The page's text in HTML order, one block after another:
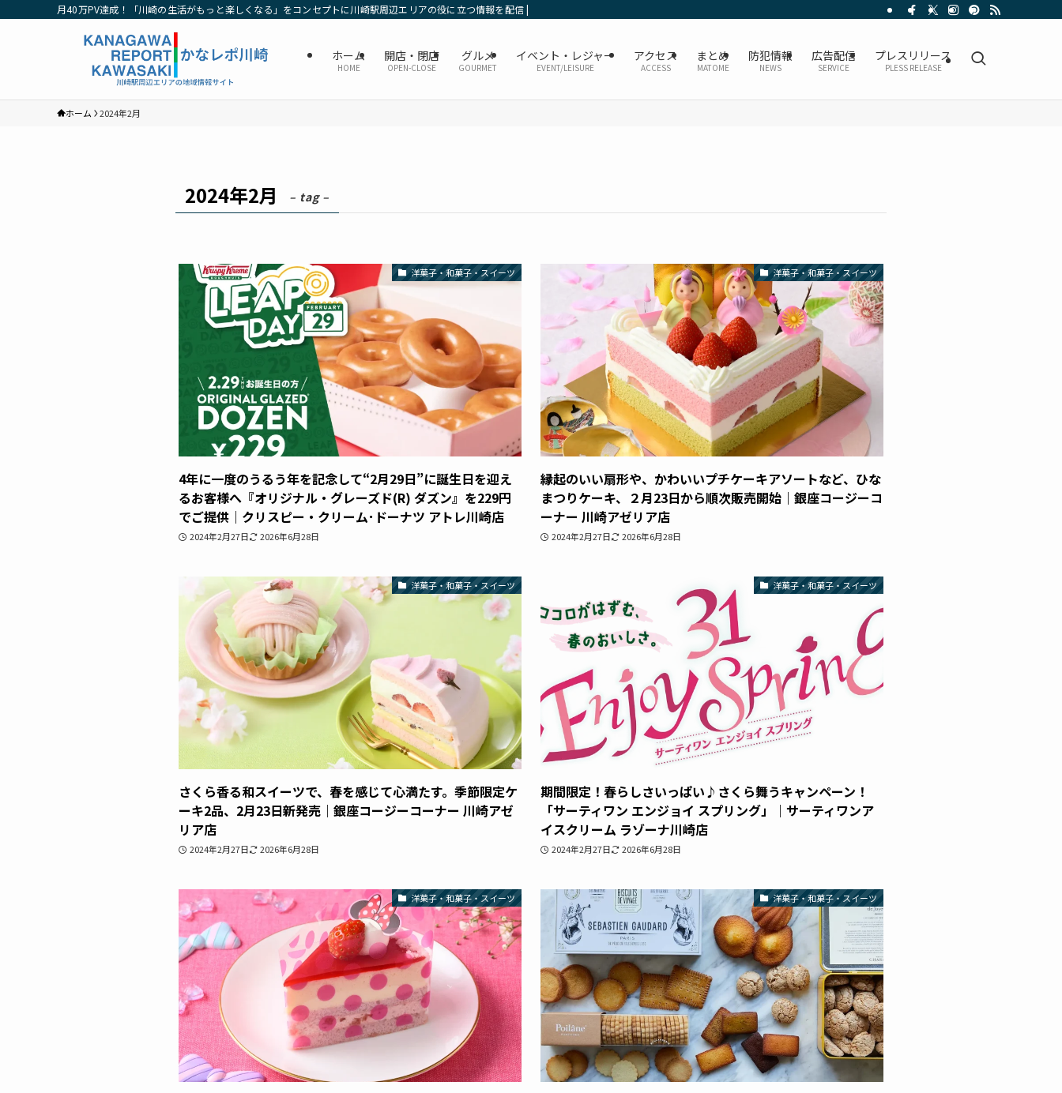
月40万PV達成！「川崎の生活がもっと楽しくなる」をコンセプトに川崎駅周辺エリアの役に立つ情報を配信 | かなレポ川崎
ホーム
HOME
開店・閉店
OPEN-CLOSE
グルメ
GOURMET
イベント・レジャー
EVENT/LEISURE
アクセス
ACCESS
まとめ
MATOME
防犯情報
NEWS
広告配信
SERVICE
プレスリリース
PLESS RELEASE
ホーム 2024年2月
2024年2月 – tag –
洋菓子・和菓子・スイーツ
4年に一度のうるう年を記念して“2月29日”に誕生日を迎え
るお客様へ『オリジナル・グレーズド(R) ダズン』を229円
でご提供｜クリスピー・クリーム･ドーナツ アトレ川崎店
2024年2月27日 2026年6月28日
洋菓子・和菓子・スイーツ
縁起のいい扇形や、かわいいプチケーキアソートなど、ひな
まつりケーキ、２月23日から順次販売開始｜銀座コージーコ
ーナー 川崎アゼリア店
2024年2月27日 2026年6月28日
洋菓子・和菓子・スイーツ
さくら香る和スイーツで、春を感じて心満たす。季節限定ケ
ーキ2品、2月23日新発売｜銀座コージーコーナー 川崎アゼ
リア店
2024年2月27日 2026年6月28日
洋菓子・和菓子・スイーツ
期間限定！春らしさいっぱい♪さくら舞うキャンペーン！
「サーティワン エンジョイ スプリング」｜サーティワンア
イスクリーム ラゾーナ川崎店
2024年2月27日 2026年6月28日
洋菓子・和菓子・スイーツ 洋菓子・和菓子・スイーツ